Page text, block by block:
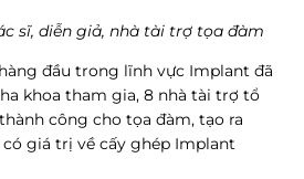
sĩ, diễn giả, nhà tài trợ tọa đàm
đầu trong lĩnh vực Implant đã
khoa tham gia, 8 nhà tài trợ tổ
công cho tọa đàm, tạo ra
giá trị về cấy ghép Implant